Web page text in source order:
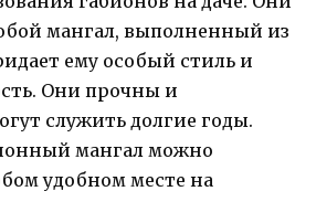
мангал, выполненный из
ему особый стиль и
Они прочны и
служить долгие годы.
мангал можно
удобном месте на